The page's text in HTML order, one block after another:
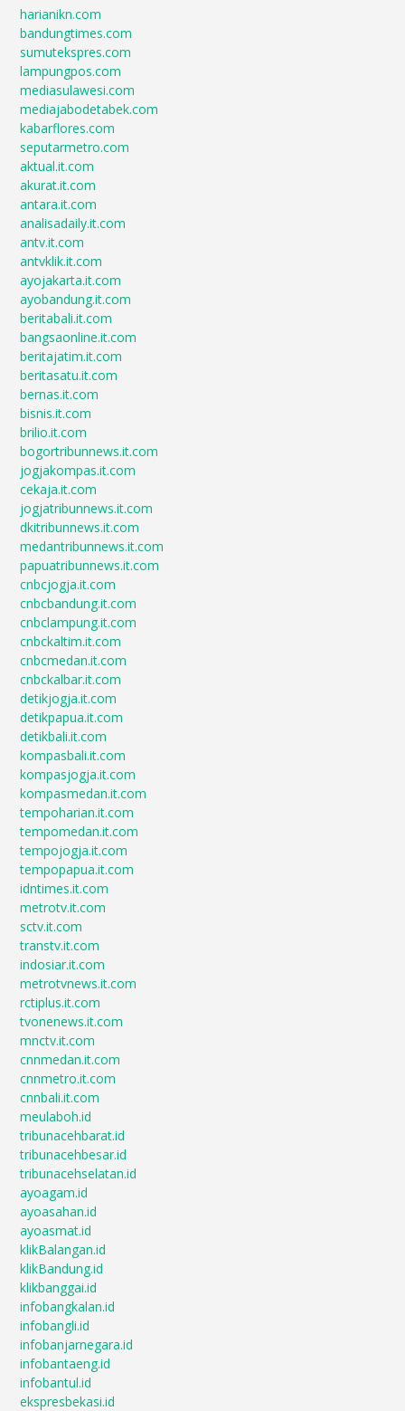
harianikn.com
bandungtimes.com
sumutekspres.com
lampungpos.com
mediasulawesi.com
mediajabodetabek.com
kabarflores.com
seputarmetro.com
aktual.it.com
akurat.it.com
antara.it.com
analisadaily.it.com
antv.it.com
antvklik.it.com
ayojakarta.it.com
ayobandung.it.com
beritabali.it.com
bangsaonline.it.com
beritajatim.it.com
beritasatu.it.com
bernas.it.com
bisnis.it.com
brilio.it.com
bogortribunnews.it.com
jogjakompas.it.com
cekaja.it.com
jogjatribunnews.it.com
dkitribunnews.it.com
medantribunnews.it.com
papuatribunnews.it.com
cnbcjogja.it.com
cnbcbandung.it.com
cnbclampung.it.com
cnbckaltim.it.com
cnbcmedan.it.com
cnbckalbar.it.com
detikjogja.it.com
detikpapua.it.com
detikbali.it.com
kompasbali.it.com
kompasjogja.it.com
kompasmedan.it.com
tempoharian.it.com
tempomedan.it.com
tempojogja.it.com
tempopapua.it.com
idntimes.it.com
metrotv.it.com
sctv.it.com
transtv.it.com
indosiar.it.com
metrotvnews.it.com
rctiplus.it.com
tvonenews.it.com
mnctv.it.com
cnnmedan.it.com
cnnmetro.it.com
cnnbali.it.com
meulaboh.id
tribunacehbarat.id
tribunacehbesar.id
tribunacehselatan.id
ayoagam.id
ayoasahan.id
ayoasmat.id
klikBalangan.id
klikBandung.id
klikbanggai.id
infobangkalan.id
infobangli.id
infobanjarnegara.id
infobantaeng.id
infobantul.id
ekspresbekasi.id